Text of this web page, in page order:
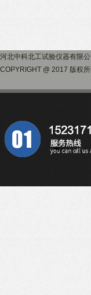
河北中科北工试验仪器有限
COPYRIGHT @ 2017 版权